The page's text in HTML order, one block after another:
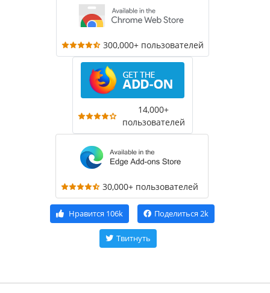
300,000+ пользователей
14,000+
пользователей
30,000+ пользователей
Нравится 106k Поделиться 2k
Твитнуть